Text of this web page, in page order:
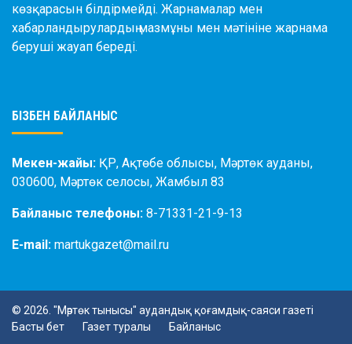
көзқарасын білдірмейді. Жарнамалар мен
хабарландырулардың мазмұны мен мәтініне жарнама
беруші жауап береді.
БІЗБЕН БАЙЛАНЫС
Мекен-жайы: ҚР, Ақтөбе облысы, Мәртөк ауданы,
030600, Мәртөк селосы, Жамбыл 83
Байланыс телефоны: 8-71331-21-9-13
E-mail: martukgazet@mail.ru
© 2026. "Мәртөк тынысы" аудандық қоғамдық-саяси газеті
Басты бет
Газет туралы Байланыс